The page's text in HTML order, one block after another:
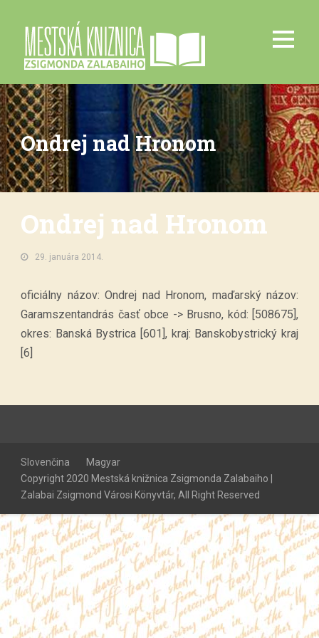
Ondrej nad Hronom
Ondrej nad Hronom
29. januára 2014.
oficiálny názov: Ondrej nad Hronom, maďarský názov:
Garamszentandrás časť obce -> Brusno, kód: [508675],
okres: Banská Bystrica [601], kraj: Banskobystrický kraj
[6]
Slovenčina
Magyar
Copyright 2020 Mestská knižnica Zsigmonda Zalabaiho |
Zalabai Zsigmond Városi Könyvtár, All Right Reserved